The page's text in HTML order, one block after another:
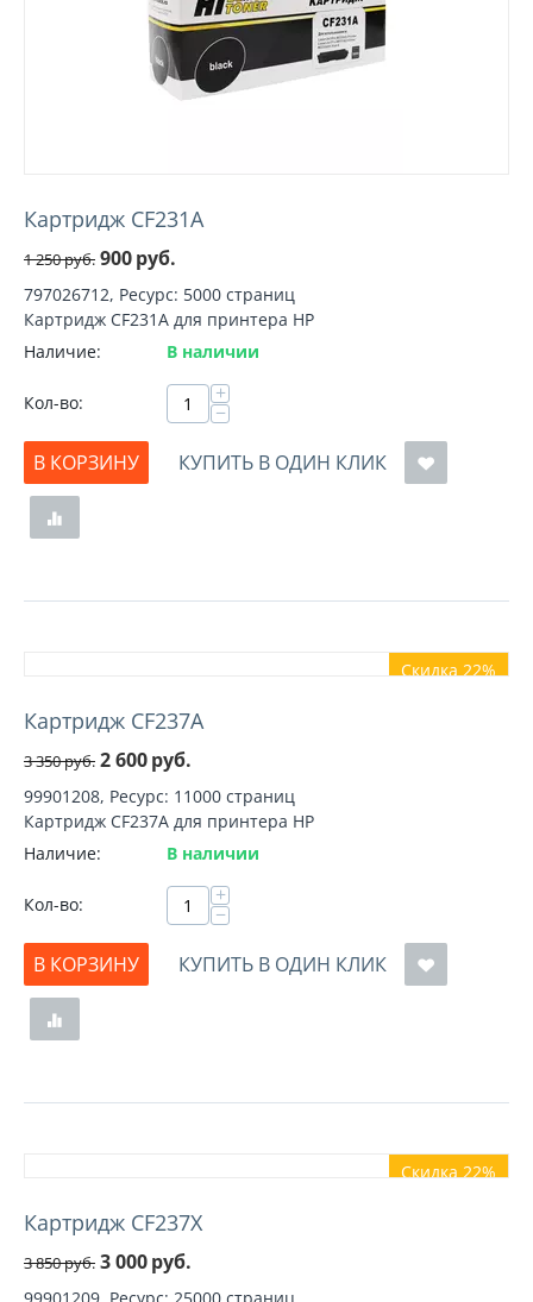
Картридж CF231A
1 250руб. 900руб.
797026712, Ресурс: 5000 страниц
Картридж CF231A для принтера HP
Наличие:
В наличии
Кол-во: +
−
В КОРЗИНУ
КУПИТЬ В ОДИН КЛИК
Скидка 22%
Картридж CF237A
3 350руб. 2 600руб.
99901208, Ресурс: 11000 страниц
Картридж CF237A для принтера HP
Наличие:
В наличии
Кол-во: +
−
В КОРЗИНУ
КУПИТЬ В ОДИН КЛИК
Скидка 22%
Картридж CF237X
3 850руб. 3 000руб.